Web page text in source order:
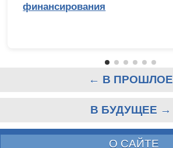
финансирования
← В ПРОШЛОЕ
В БУДУЩЕЕ →
О САЙТЕ